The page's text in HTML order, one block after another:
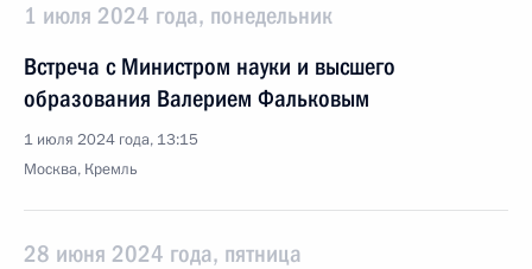
1 июля 2024 года, понедельник
Встреча с Министром науки и высшего
образования Валерием Фальковым
1 июля 2024 года, 13:15
Москва, Кремль
28 июня 2024 года, пятница